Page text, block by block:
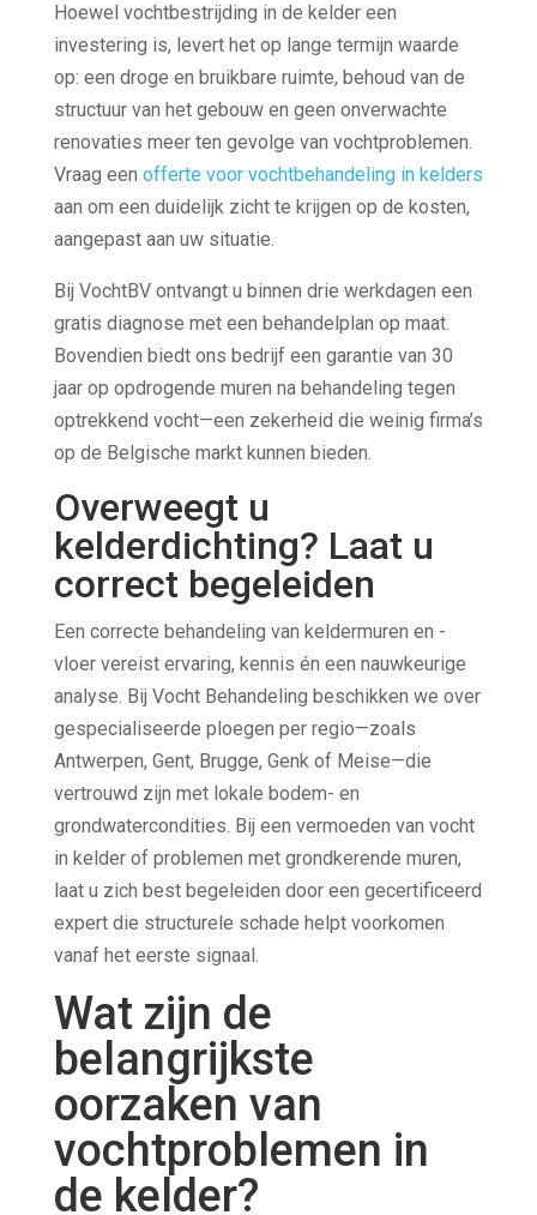
Hoewel vochtbestrijding in de kelder een
investering is, levert het op lange termijn waarde
op: een droge en bruikbare ruimte, behoud van de
structuur van het gebouw en geen onverwachte
renovaties meer ten gevolge van vochtproblemen.
Vraag een offerte voor vochtbehandeling in kelders
aan om een duidelijk zicht te krijgen op de kosten,
aangepast aan uw situatie.
Bij VochtBV ontvangt u binnen drie werkdagen een
gratis diagnose met een behandelplan op maat.
Bovendien biedt ons bedrijf een garantie van 30
jaar op opdrogende muren na behandeling tegen
optrekkend vocht—een zekerheid die weinig firma’s
op de Belgische markt kunnen bieden.
Overweegt u
kelderdichting? Laat u
correct begeleiden
Een correcte behandeling van keldermuren en -
vloer vereist ervaring, kennis én een nauwkeurige
analyse. Bij Vocht Behandeling beschikken we over
gespecialiseerde ploegen per regio—zoals
Antwerpen, Gent, Brugge, Genk of Meise—die
vertrouwd zijn met lokale bodem- en
grondwatercondities. Bij een vermoeden van vocht
in kelder of problemen met grondkerende muren,
laat u zich best begeleiden door een gecertificeerd
expert die structurele schade helpt voorkomen
vanaf het eerste signaal.
Wat zijn de
belangrijkste
oorzaken van
vochtproblemen in
de kelder?